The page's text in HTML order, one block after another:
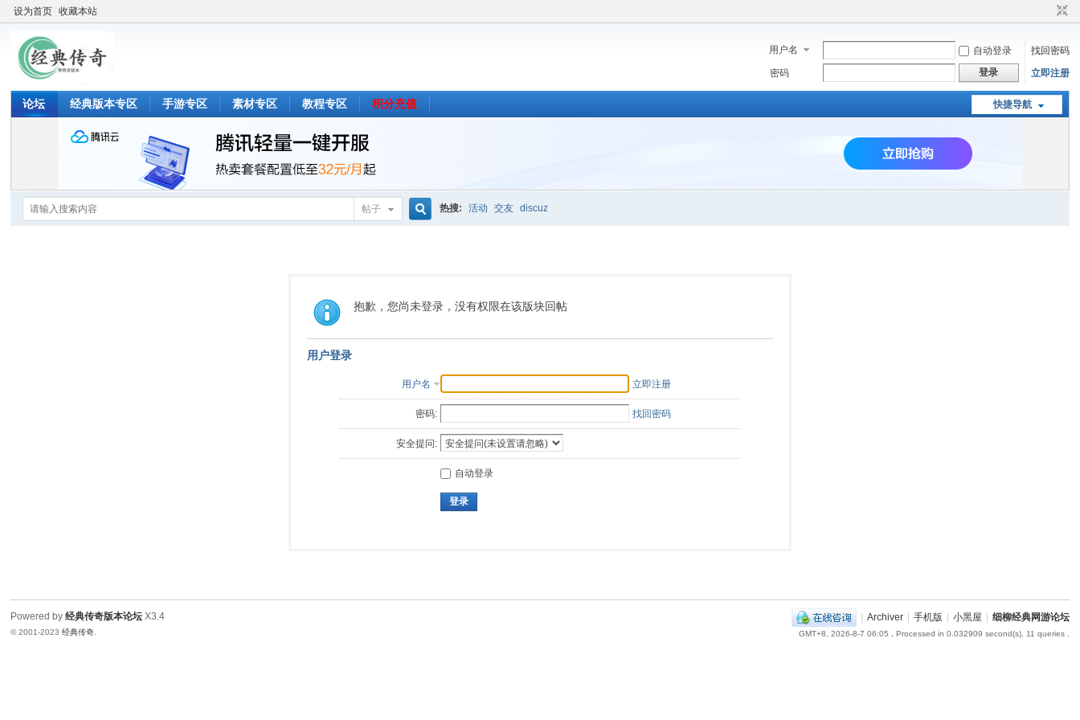
设为首页 收藏本站
用户名 自动登录
找回密码
密码
登录 立即注册
快捷导航
论坛 经典版本专区 手游专区 素材专区 教程专区 积分充值
帖子
索
热搜: 活动 交友 discuz
抱歉，您尚未登录，没有权限在该版块回帖
用户登录
用户名 立即注册
密码: 找回密码
安全提问:
自动登录
登录
| Archiver | 手机版 | 小黑屋 | 细柳经典网游论坛
GMT+8, 2026-8-7 06:05 , Processed in 0.032909 second(s), 11 queries .
Powered by经典传奇版本论坛 X3.4
© 2001-2023经典传奇